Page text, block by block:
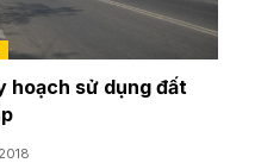
hoạch sử dụng đất